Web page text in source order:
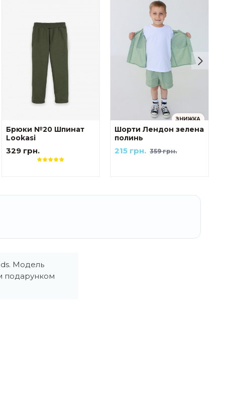
Брюки №20 Шпинат
Lookasi
329 грн.
ЗНИЖКА
Шорти Лендон зелена
полинь
359 грн.
215 грн.
Модель
подарунком